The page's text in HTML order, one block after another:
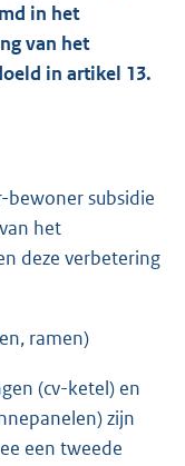
in het
van het
in artikel 13.
bewoner subsidie
het
deze verbetering
ramen)
(cv-ketel) en
zijn
een tweede